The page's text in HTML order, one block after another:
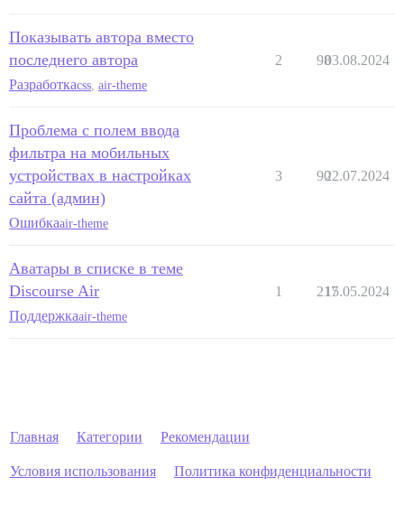
Показывать автора вместо
последнего автора
Разработкаcss air-theme
2 9803.08.2024
Проблема с полем ввода
фильтра на мобильных
устройствах в настройках
сайта (админ)
Ошибкаair-theme
3 9022.07.2024
Аватары в списке в теме
Discourse Air
Поддержкаair-theme
1 217
15.05.2024
Главная Категории Рекомендации
Условия использования Политика конфиденциальности